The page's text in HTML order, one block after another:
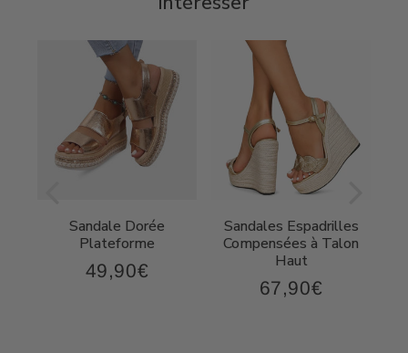
Sandale Dorée
Plateforme
Prix
49,90€
Sandales Espadrilles
Compensées à Talon
Haut
Prix
67,90€